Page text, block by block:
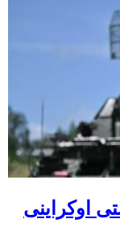
چهار کشتی اوکراینی